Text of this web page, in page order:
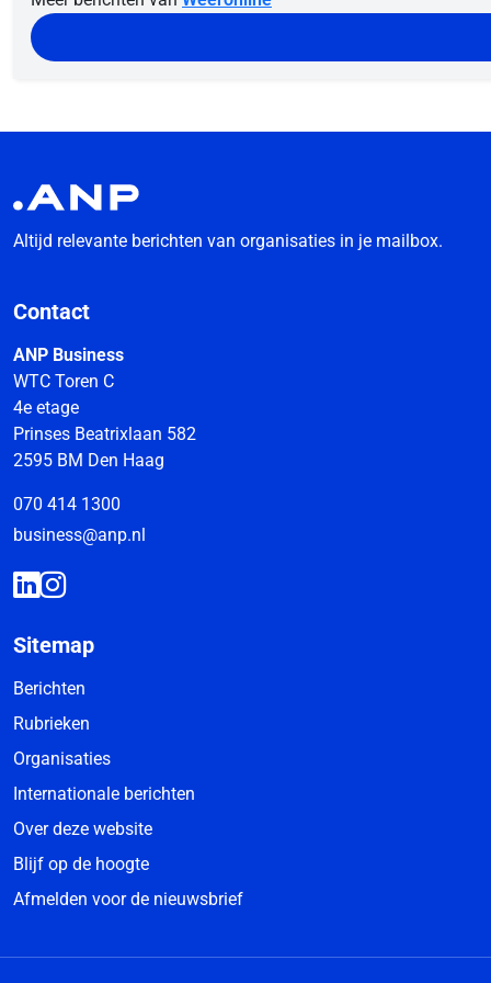
Altijd relevante berichten van organisaties in je mailbox.
Contact
ANP Business
WTC Toren C
4e etage
Prinses Beatrixlaan 582
2595 BM Den Haag
070 414 1300
business@anp.nl
Sitemap
Berichten
Rubrieken
Organisaties
Internationale berichten
Over deze website
Blijf op de hoogte
Afmelden voor de nieuwsbrief